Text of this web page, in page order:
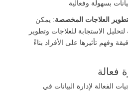
العلاجات المخصصة: يمكن
الاستجابة للعلاجات وتطوير
وفهم تأثيرها على الأفراد بناءً
فعالة
الفعالة لإدارة البيانات في